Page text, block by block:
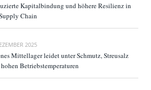
Kapitalbindung und höhere Resilienz in
Chain
2025
Mittellager leidet unter Schmutz, Streusalz
Betriebstemperaturen